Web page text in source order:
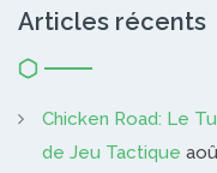
Articles récents
Chicken Road: Le
de Jeu Tactique